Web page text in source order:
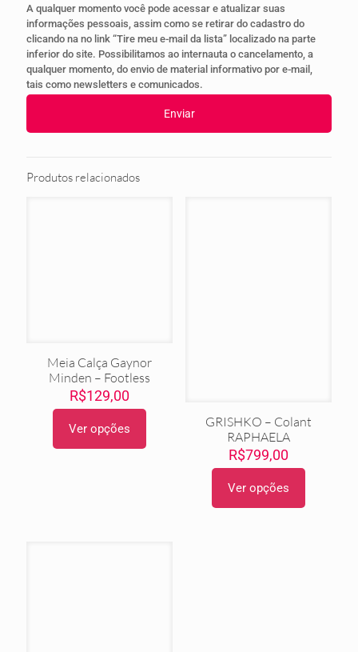
A qualquer momento você pode acessar e atualizar suas
informações pessoais, assim como se retirar do cadastro do
clicando na no link “Tire meu e-mail da lista” localizado na parte
inferior do site. Possibilitamos ao internauta o cancelamento, a
qualquer momento, do envio de material informativo por e-mail,
tais como newsletters e comunicados.
Produtos relacionados
Meia Calça Gaynor
Minden – Footless
R$129,00
Ver opções
Este
produto
GRISHKO – Colant
RAPHAELA
R$799,00
Ver opções
Este
produto